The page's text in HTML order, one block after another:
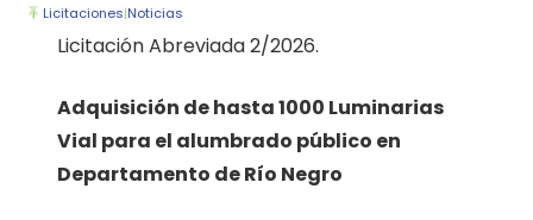
Licitaciones|Noticias
Licitación Abreviada 2/2026.
Adquisición de hasta 1000 Luminarias
Vial para el alumbrado público en
Departamento de Río Negro